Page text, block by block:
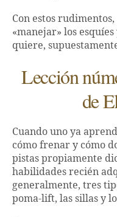
Con estos
«manejar» los
quiere,
Lección
de
Cuando uno ya
cómo frenar y cómo
pistas propiamente
habilidades recién
generalmente, tres
poma-lift, las sillas y